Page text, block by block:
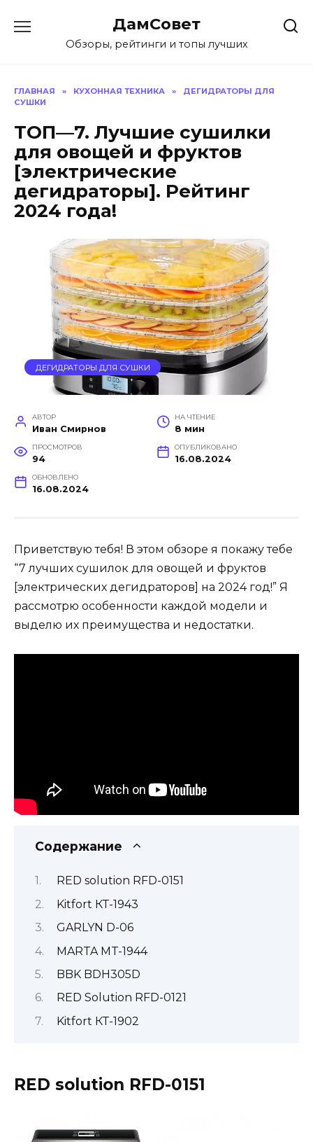
содержанию
ДамСовет
Обзоры, рейтинги и топы лучших
ГЛАВНАЯ » КУХОННАЯ ТЕХНИКА »
ДЕГИДРАТОРЫ ДЛЯ
СУШКИ
ТОП—7. Лучшие сушилки
для овощей и фруктов
[электрические
дегидраторы]. Рейтинг
2024 года!
ДЕГИДРАТОРЫ ДЛЯ СУШКИ
АВТОР
Иван Смирнов
НА ЧТЕНИЕ
8 мин
ПРОСМОТРОВ
94
ОПУБЛИКОВАНО
16.08.2024
ОБНОВЛЕНО
16.08.2024
Приветствую тебя! В этом обзоре я покажу тебе
“7 лучших сушилок для овощей и фруктов
[электрических дегидраторов] на 2024 год!” Я
рассмотрю особенности каждой модели и
выделю их преимущества и недостатки.
Содержание
RED solution RFD-0151
Kitfort КТ-1943
GARLYN D-06
MARTA MT-1944
BBK BDH305D
RED Solution RFD-0121
Kitfort КТ-1902
RED solution RFD-0151